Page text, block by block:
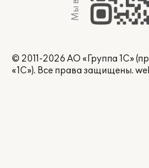
© 2011-2026 АО «Группа 1С»
«1С»). Все права защищены.